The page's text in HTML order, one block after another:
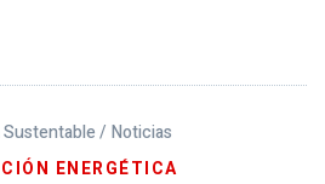
/ Noticias
ENERGÉTICA